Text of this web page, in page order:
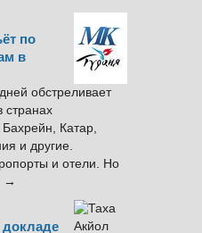
по
в
обстреливает
странах
Бахрейн, Катар,
и другие.
и отели. Но
→
докладе